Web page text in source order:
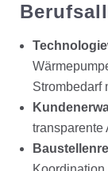
Strombedarf
transparente